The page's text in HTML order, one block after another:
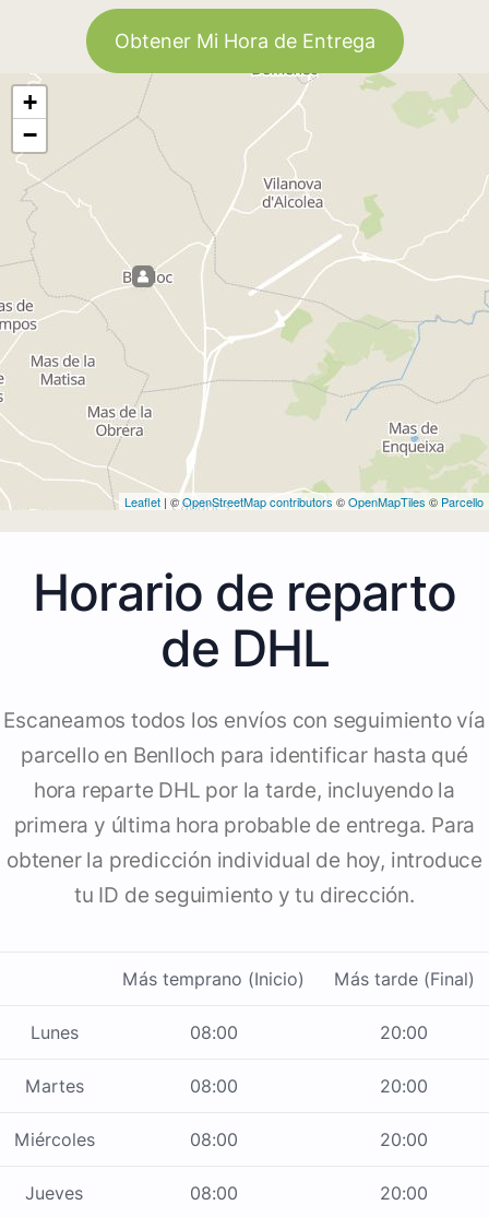
Obtener Mi Hora de Entrega
+
−
Leaflet | ©OpenStreetMap contributors ©OpenMapTiles © Parcello
Horario de reparto
de DHL
Escaneamos todos los envíos con seguimiento vía
parcello en Benlloch para identificar hasta qué
hora reparte DHL por la tarde, incluyendo la
primera y última hora probable de entrega. Para
obtener la predicción individual de hoy, introduce
tu ID de seguimiento y tu dirección.
Más temprano (Inicio) Más tarde (Final)
Lunes 08:00 20:00
Martes 08:00 20:00
Miércoles 08:00 20:00
Jueves 08:00 20:00